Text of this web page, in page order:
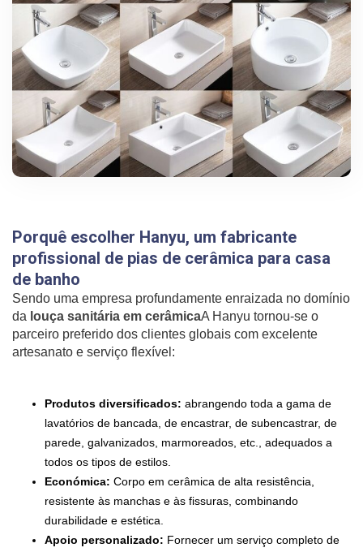
Porquê escolher Hanyu, um fabricante
profissional de pias de cerâmica para casa
de banho
Sendo uma empresa profundamente enraizada no domínio
da louça sanitária em cerâmicaA Hanyu tornou-se o
parceiro preferido dos clientes globais com excelente
artesanato e serviço flexível:
Produtos diversificados: abrangendo toda a gama de
lavatórios de bancada, de encastrar, de subencastrar, de
parede, galvanizados, marmoreados, etc., adequados a
todos os tipos de estilos.
Económica: Corpo em cerâmica de alta resistência,
resistente às manchas e às fissuras, combinando
durabilidade e estética.
Apoio personalizado: Fornecer um serviço completo de